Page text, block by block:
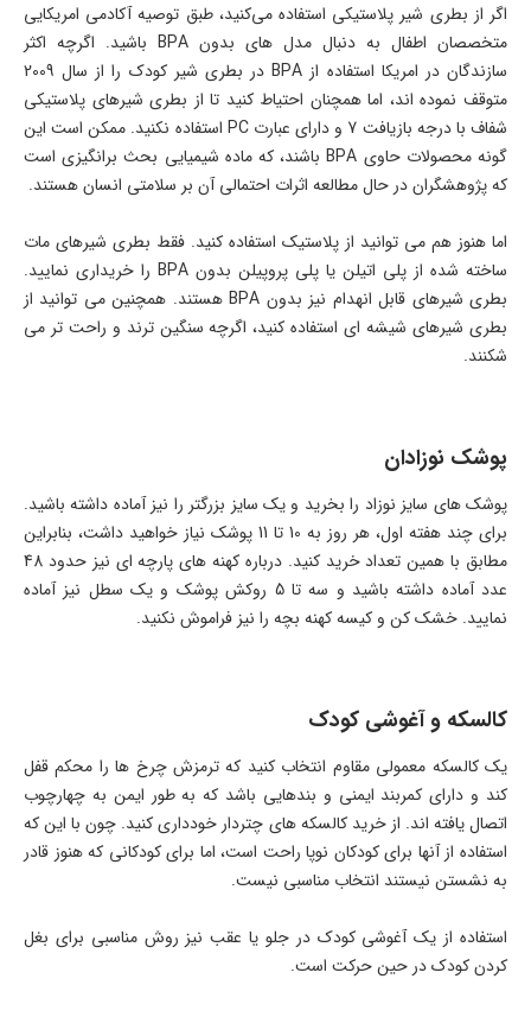
اگر از بطری شیر پلاستیکی استفاده می‌کنید، طبق توصیه آکادمی امریکایی
متخصصان اطفال به دنبال مدل های بدون BPA باشید. اگرچه اکثر
سازندگان در امریکا استفاده از BPA در بطری شیر کودک را از سال 2009
متوقف نموده اند، اما همچنان احتیاط کنید تا از بطری شیرهای پلاستیکی
شفاف با درجه بازیافت 7 و دارای عبارت PC استفاده نکنید. ممکن است این
گونه محصولات حاوی BPA باشند، که ماده شیمیایی بحث برانگیزی است
که پژوهشگران در حال مطالعه اثرات احتمالی آن بر سلامتی انسان هستند.
اما هنوز هم می توانید از پلاستیک استفاده کنید. فقط بطری شیرهای مات
ساخته شده از پلی اتیلن یا پلی پروپیلن بدون BPA را خریداری نمایید.
بطری شیرهای قابل انهدام نیز بدون BPA هستند. همچنین می توانید از
بطری شیرهای شیشه ای استفاده کنید، اگرچه سنگین ترند و راحت تر می
شکنند.
پوشک نوزادان
پوشک های سایز نوزاد را بخرید و یک سایز بزرگتر را نیز آماده داشته باشید.
برای چند هفته اول، هر روز به 10 تا 11 پوشک نیاز خواهید داشت، بنابراین
مطابق با همین تعداد خرید کنید. درباره کهنه های پارچه ای نیز حدود 48
عدد آماده داشته باشید و سه تا 5 روکش پوشک و یک سطل نیز آماده
نمایید. خشک کن و کیسه کهنه بچه را نیز فراموش نکنید.
کالسکه و آغوشی کودک
یک کالسکه معمولی مقاوم انتخاب کنید که ترمزش چرخ ها را محکم قفل
کند و دارای کمربند ایمنی و بندهایی باشد که به طور ایمن به چهارچوب
اتصال یافته اند. از خرید کالسکه های چتردار خودداری کنید. چون با این که
استفاده از آنها برای کودکان نوپا راحت است، اما برای کودکانی که هنوز قادر
به نشستن نیستند انتخاب مناسبی نیست.
استفاده از یک آغوشی کودک در جلو یا عقب نیز روش مناسبی برای بغل
کردن کودک در حین حرکت است.